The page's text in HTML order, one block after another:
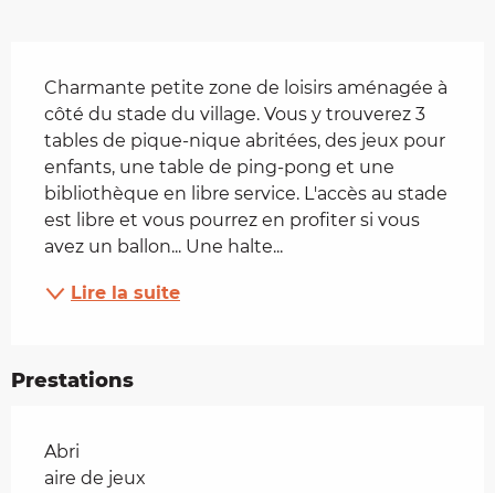
Charmante petite zone de loisirs aménagée à
côté du stade du village. Vous y trouverez 3
tables de pique-nique abritées, des jeux pour
enfants, une table de ping-pong et une
bibliothèque en libre service. L'accès au stade
est libre et vous pourrez en profiter si vous
avez un ballon... Une halte...
Lire la suite
Prestations
Abri
aire de jeux